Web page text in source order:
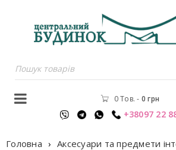
0 Тов. - 0грн
+38097 22
Головна › Аксесуари та предмети